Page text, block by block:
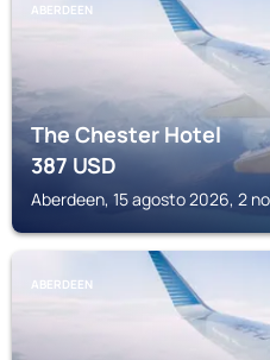
ABERDEEN
The Chester Hotel
387USD
Aberdeen, 15 agosto 2026, 2
ABERDEEN